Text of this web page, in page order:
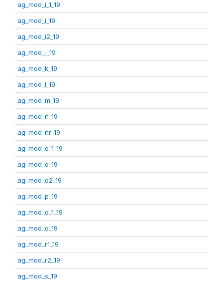
ag_mod_i_1_19
ag_mod_i_19
ag_mod_i2_19
ag_mod_j_19
ag_mod_k_19
ag_mod_l_19
ag_mod_m_19
ag_mod_n_19
ag_mod_nr_19
ag_mod_o_1_19
ag_mod_o_19
ag_mod_o2_19
ag_mod_p_19
ag_mod_q_1_19
ag_mod_q_19
ag_mod_r1_19
ag_mod_r2_19
ag_mod_s_19